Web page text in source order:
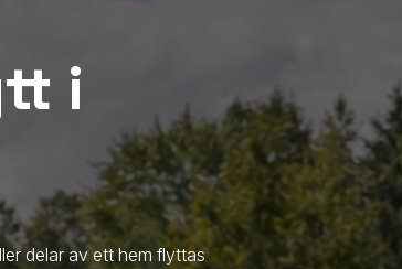
i
delar av ett hem flyttas